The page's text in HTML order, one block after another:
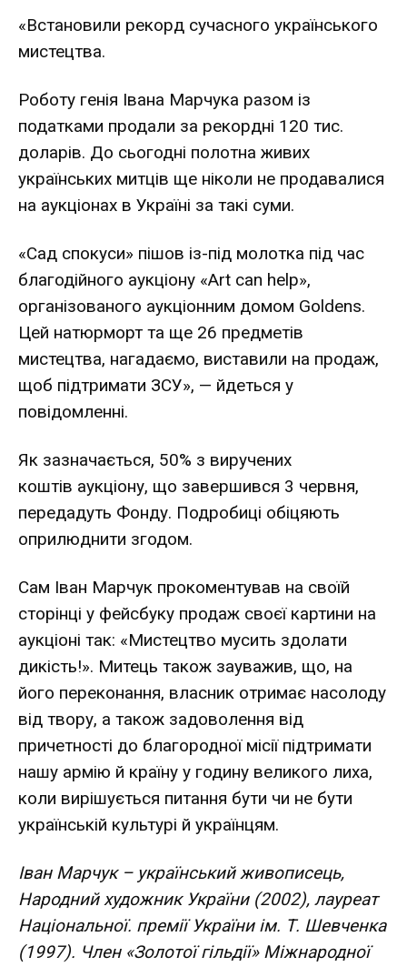
«Встановили рекорд сучасного українського
мистецтва.
Роботу генія Івана Марчука разом із
податками продали за рекордні 120 тис.
доларів. До сьогодні полотна живих
українських митців ще ніколи не продавалися
на аукціонах в Україні за такі суми.
«Сад спокуси» пішов із-під молотка під час
благодійного аукціону «Art can help»,
організованого аукціонним домом Goldens.
Цей натюрморт та ще 26 предметів
мистецтва, нагадаємо, виставили на продаж,
щоб підтримати ЗСУ», — йдеться у
повідомленні.
Як зазначається, 50% з виручених
коштів аукціону, що завершився 3 червня,
передадуть Фонду. Подробиці обіцяють
оприлюднити згодом.
Сам Іван Марчук прокоментував на своїй
сторінці у фейсбуку продаж своєї картини на
аукціоні так: «Мистецтво мусить здолати
дикість!». Митець також зауважив, що, на
його переконання, власник отримає насолоду
від твору, а також задоволення від
причетності до благородної місії підтримати
нашу армію й країну у годину великого лиха,
коли вирішується питання бути чи не бути
українській культурі й українцям.
Іван Марчук – український живописець,
Народний художник України (2002), лауреат
Національної. премії України ім. Т. Шевченка
(1997). Член «Золотої гільдії» Міжнародної